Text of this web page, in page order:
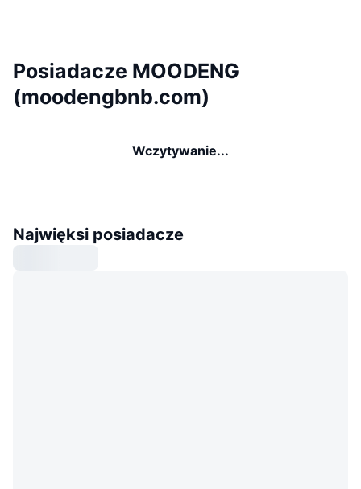
Posiadacze MOODENG
(moodengbnb.com)
Wczytywanie...
Najwięksi posiadacze